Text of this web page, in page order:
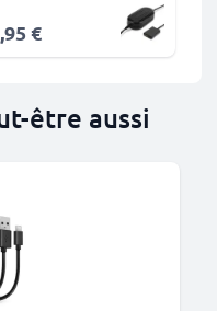
€
être aussi